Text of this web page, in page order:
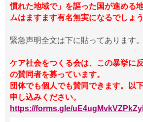
慣れた地域で」を謳った国が進める
ムはますます有名無実になるでしょう
緊急声明全文は下に貼ってあります。
ケア社会をつくる会は、この暴挙に
の賛同者を募っています。
団体でも個人でも賛同できます。以
申し込みください。
https://forms.gle/